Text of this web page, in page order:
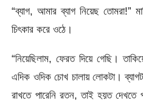
“ব্যাগ, আমার ব্যাগ নিয়েছ তোমরা!”
চিৎকার করে ওঠে।
“নিয়েছিলাম, ফেরত দিয়ে গেছি।
এদিক ওদিক চোখ চালায় লোকটা।
রাখতে পারেনি রতন, তাই হয়ত দেখতে